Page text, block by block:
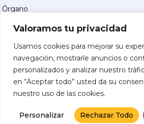
Valoramos tu privacidad
Usamos cookies para mejorar su
navegación, mostrarle anuncios o
personalizados y analizar nuestro
en “Aceptar todo” usted da su
nuestro uso de las cookies.
Personalizar Rechazar Todo
Órgano
Control
INSCRIPCIÓN
PROVEEDORES